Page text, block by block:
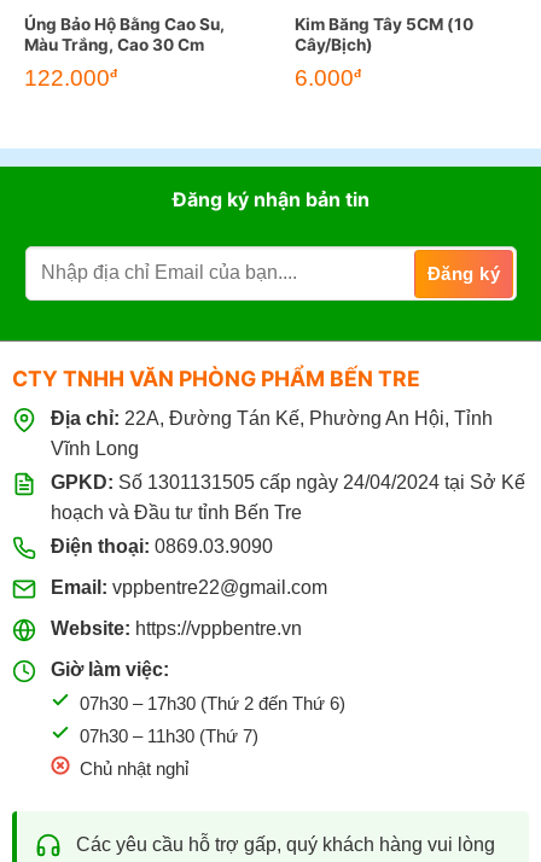
Ủng Bảo Hộ Bằng Cao Su,
Màu Trắng, Cao 30 Cm
122.000đ
Kim Băng Tây 5CM (10
Cây/Bịch)
6.000đ
Đăng ký nhận bản tin
CTY TNHH VĂN PHÒNG PHẨM BẾN TRE
Địa chỉ: 22A, Đường Tán Kế, Phường An Hội, Tỉnh
Vĩnh Long
GPKD: Số 1301131505 cấp ngày 24/04/2024 tại Sở Kế
hoạch và Đầu tư tỉnh Bến Tre
Điện thoại: 0869.03.9090
Email: vppbentre22@gmail.com
Website: https://vppbentre.vn
Giờ làm việc:
07h30 – 17h30 (Thứ 2 đến Thứ 6)
07h30 – 11h30 (Thứ 7)
Chủ nhật nghỉ
Các yêu cầu hỗ trợ gấp, quý khách hàng vui lòng